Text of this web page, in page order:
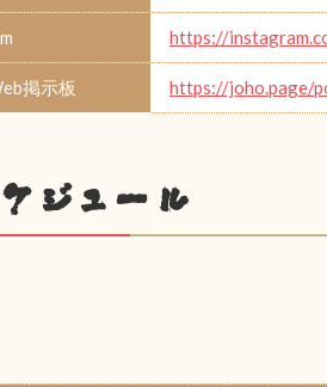
https://
掲示板 https://joho.page/
ジュール